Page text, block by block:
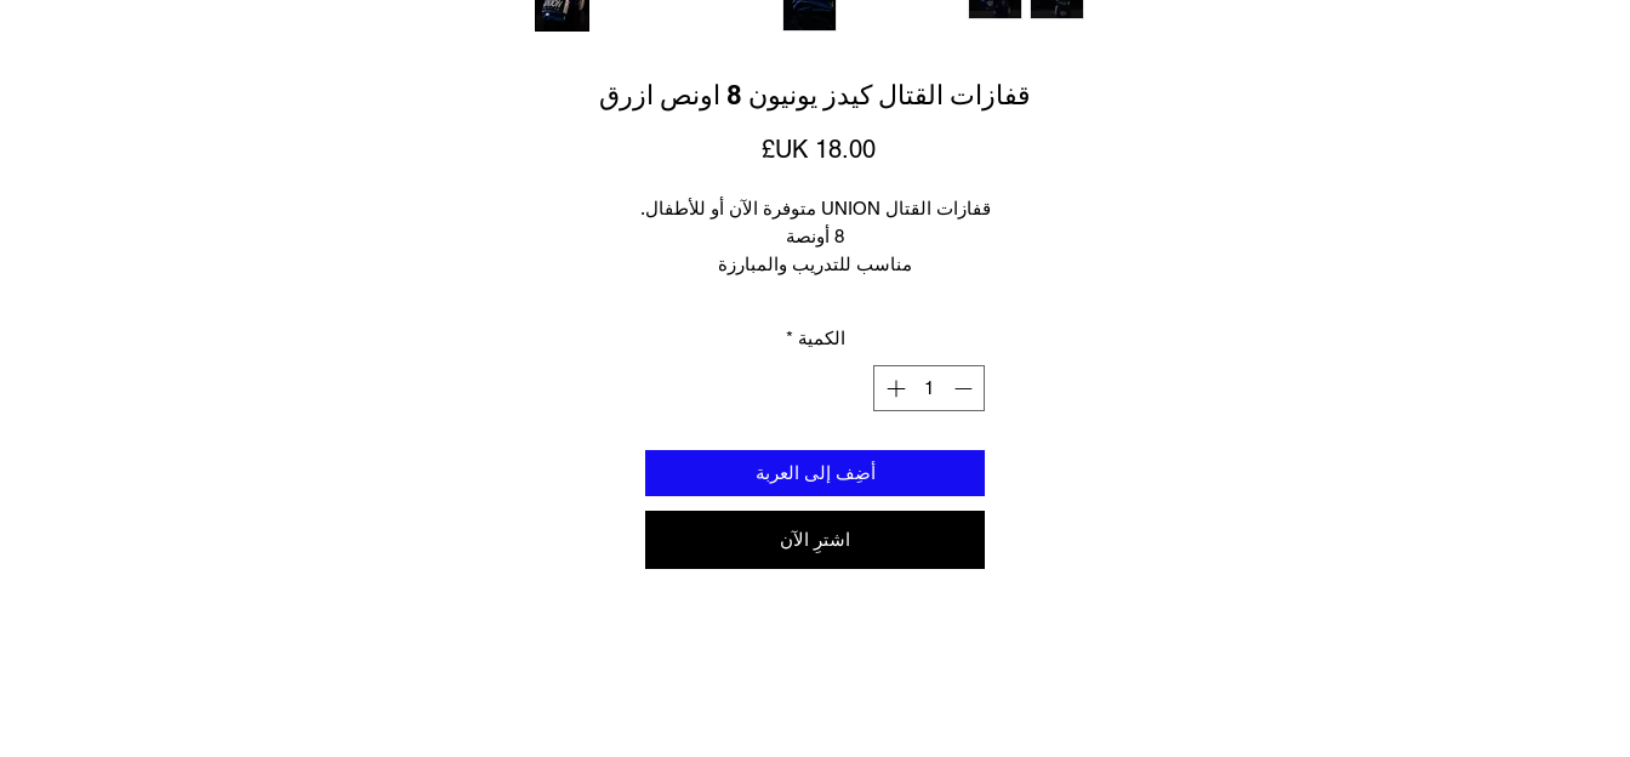
قفازات القتال كيدز يونيون 8 اونص ازرق
‏18.00 UK£ السعر
قفازات القتال UNION متوفرة الآن أو للأطفال.
8 أونصة
مناسب للتدريب والمبارزة
الكمية *
أضِف إلى العربة
اشترِ الآن